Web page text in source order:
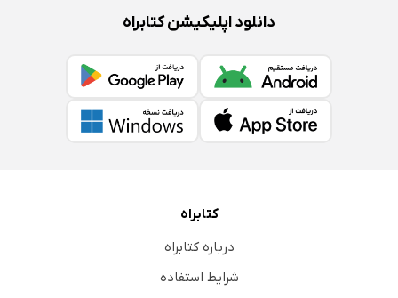
دانلود اپلیکیشن کتابراه
کتابراه
درباره کتابراه
شرایط استفاده